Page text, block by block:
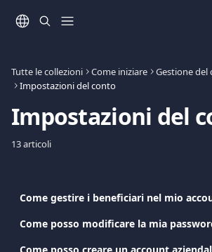
Tutte le collezioni Come iniziare
Gestione del
Impostazioni del conto
Impostazioni del
13 articoli
Come posso modificare la mia